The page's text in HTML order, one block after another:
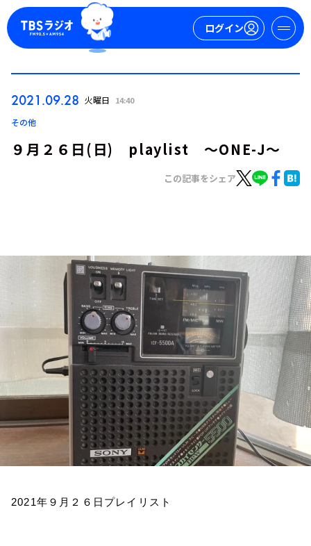
ログイン
今日の番組表
週間番組表
トピックス
TBS Podcast
お知らせ
イベント・グッズ
YouTube
会社情報
2021.09.28 火曜日 14:40
その他
９月２６日(日) playlist ～ONE-J～
この記事をシェア
2021年９月２６日プレイリスト